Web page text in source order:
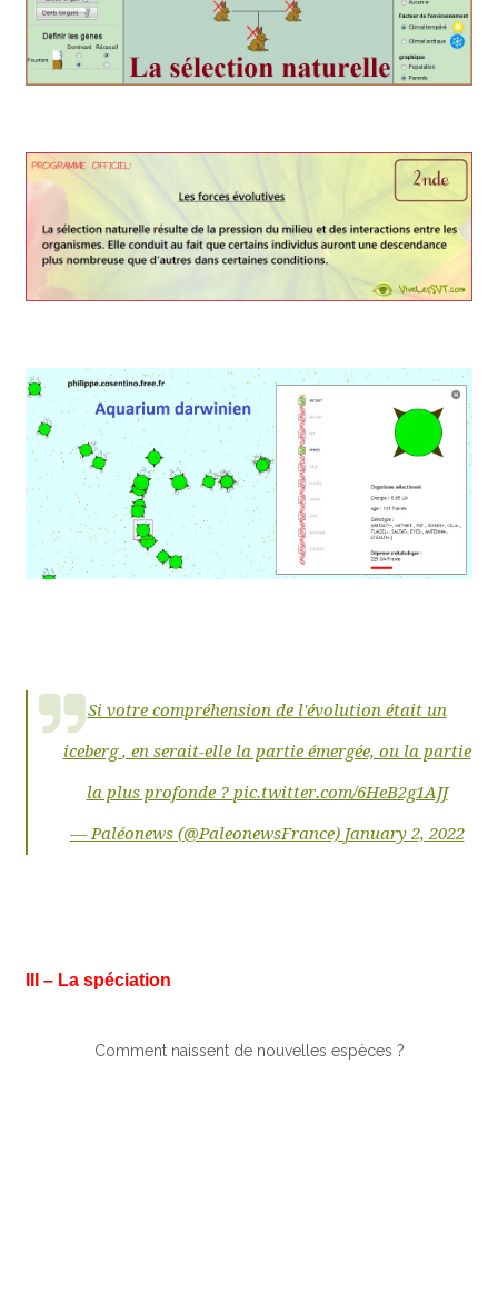
Si votre compréhension de l'évolution était un
iceberg, en serait-elle la partie émergée, ou la partie
la plus profonde ? pic.twitter.com/6HeB2g1AJJ
— Paléonews (@PaleonewsFrance) January 2, 2022
III – La spéciation
Comment naissent de nouvelles espèces ?